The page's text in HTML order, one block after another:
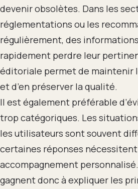
devenir obsolètes. Dans les
réglementations ou les
régulièrement, des
rapidement perdre leur
éditoriale permet de maintenir
et d’en préserver la qualité.
Il est également préférable
trop catégoriques. Les
les utilisateurs sont souvent
certaines réponses nécessitent
accompagnement
gagnent donc à expliquer les